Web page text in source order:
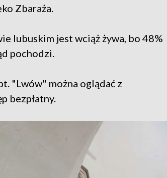
Zbaraża.
lubuskim jest wciąż żywa, bo 48%
pochodzi.
"Lwów" można oglądać z
bezpłatny.